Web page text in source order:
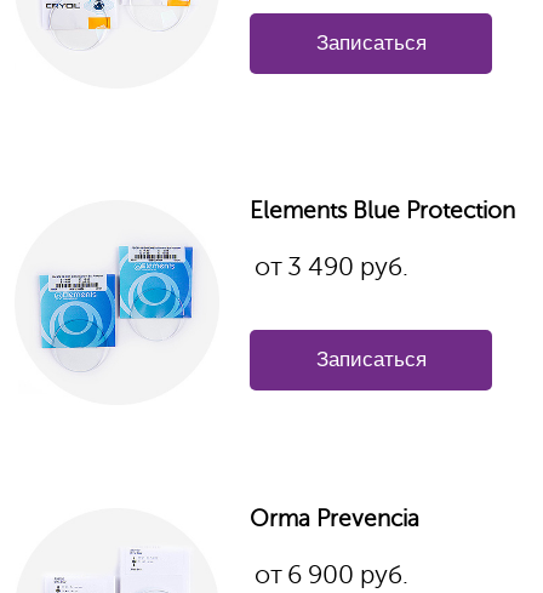
Записаться
Elements Blue Protection
от 3 490 руб.
Записаться
Orma Prevencia
от 6 900 руб.